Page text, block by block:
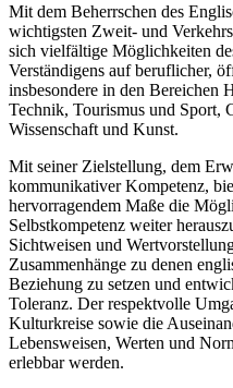
Mit dem Beherrschen des
wichtigsten Zweit- und
sich vielfältige Möglichkeiten
Verständigens auf beruflicher,
insbesondere in den Bereichen
Technik, Tourismus und Sport,
Wissenschaft und Kunst.
Mit seiner Zielstellung, dem
kommunikativer Kompetenz,
hervorragendem Maße die
Selbstkompetenz weiter
Sichtweisen und
Zusammenhänge zu denen
Beziehung zu setzen und
Toleranz. Der respektvolle
Kulturkreise sowie die
Lebensweisen, Werten und
erlebbar werden.